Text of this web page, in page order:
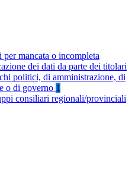
per mancata o incompleta
dei dati da parte dei titolari
politici, di amministrazione, di
o di governo 1
consiliari regionali/provinciali